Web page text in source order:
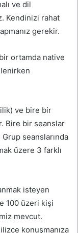
ve dil
Kendinizi rahat
gerekir.
ortamda native
ve bire bir
Bire bir seanslar
seanslarında
üzere 3 farklı
isteyen
100 üzeri kişi
mevcut.
konuşmanıza